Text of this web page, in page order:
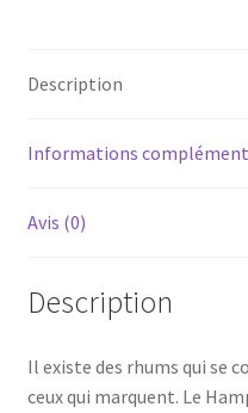
70cl
Description
Informations
Avis (0)
Description
Il existe des rhums qui se
ceux qui marquent. Le